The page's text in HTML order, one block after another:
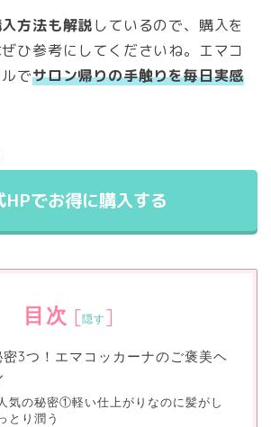
方法も解説しているので、購入を
ひ参考にしてくださいね。エマコ
でサロン帰りの手触りを毎日実感
HPでお得に購入する
目次 [隠す ]
密3つ！エマコッカーナのご褒美ヘ
気の秘密①軽い仕上がりなのに髪がし
とり潤う